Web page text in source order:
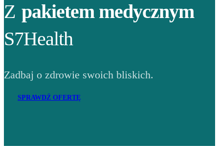
Z pakietem medycznym
S7Health
Zadbaj o zdrowie swoich bliskich.
SPRAWDŹ OFERTĘ